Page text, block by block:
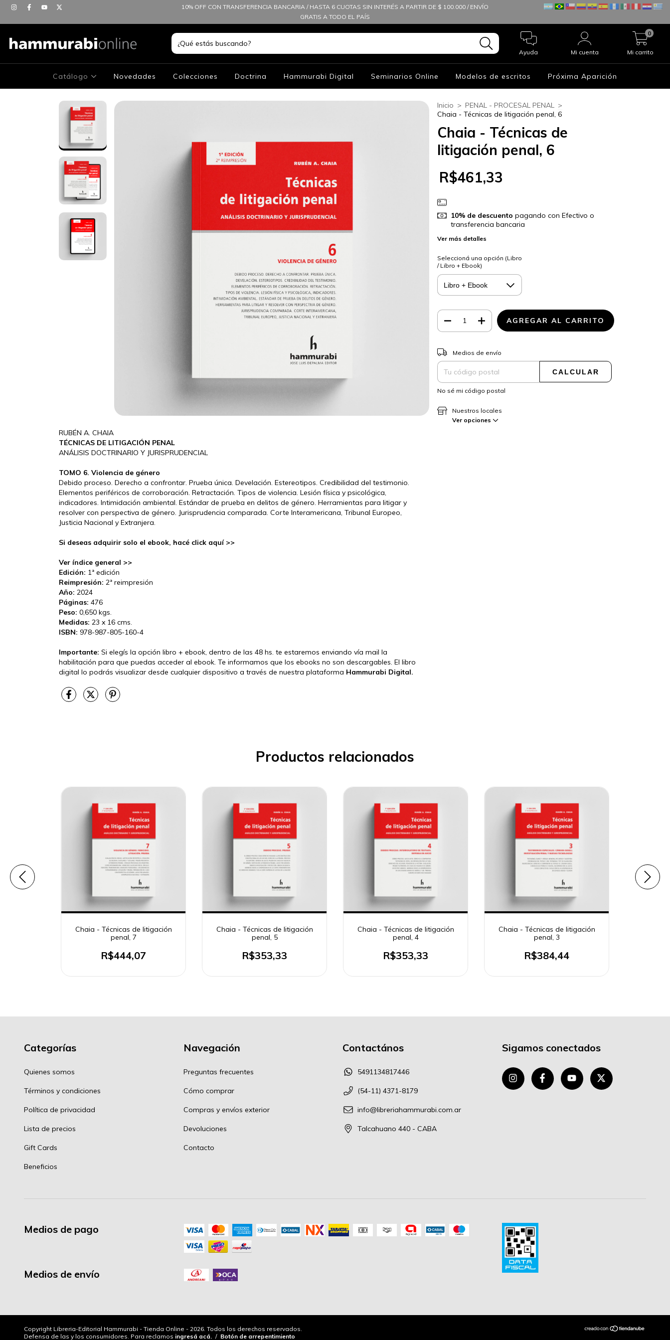
10% OFF CON TRANSFERENCIA BANCARIA / HASTA 6 CUOTAS SIN INTERÉS A PARTIR DE $ 100.000 / ENVÍO
GRATIS A TODO EL PAÍS
Ayuda Mi cuenta Mi carrito
0
Catálogo Novedades Colecciones Doctrina Hammurabi Digital Seminarios Online Modelos de escritos Próxima Aparición
RUBÉN A. CHAIA
TÉCNICAS DE LITIGACIÓN PENAL
ANÁLISIS DOCTRINARIO Y JURISPRUDENCIAL
TOMO 6. Violencia de género
Debido proceso. Derecho a confrontar. Prueba única. Develación. Estereotipos. Credibilidad del testimonio.
Elementos periféricos de corroboración. Retractación. Tipos de violencia. Lesión física y psicológica,
indicadores. Intimidación ambiental. Estándar de prueba en delitos de género. Herramientas para litigar y
resolver con perspectiva de género. Jurisprudencia comparada. Corte Interamericana, Tribunal Europeo,
Justicia Nacional y Extranjera.
Si deseas adquirir solo el ebook, hacé click aquí >>
Ver índice general >>
Edición: 1ª edición
Reimpresión: 2ª reimpresión
Año: 2024
Páginas: 476
Peso: 0,650 kgs.
Medidas: 23 x 16 cms.
ISBN: 978-987-805-160-4
Importante: Si elegís la opción libro + ebook, dentro de las 48 hs. te estaremos enviando vía mail la
habilitación para que puedas acceder al ebook. Te informamos que los ebooks no son descargables. El libro
digital lo podrás visualizar desde cualquier dispositivo a través de nuestra plataforma Hammurabi Digital.
Inicio > PENAL - PROCESAL PENAL
>
Chaia - Técnicas de litigación penal, 6
Chaia - Técnicas de
litigación penal, 6
R$461,33
10% de descuento pagando con Efectivo o
transferencia bancaria
Ver más detalles
Seleccioná una opción (Libro
/ Libro + Ebook)
Entregas para el CP:
Medios de envío
CALCULAR
No sé mi código postal
Nuestros locales
Ver opciones
Productos relacionados
Chaia - Técnicas de litigación
penal, 7
R$444,07
Chaia - Técnicas de litigación
penal, 5
R$353,33
Chaia - Técnicas de litigación
penal, 4
R$353,33
Chaia - Técnicas de litigación
penal, 3
R$384,44
Categorías
Quienes somos
Términos y condiciones
Política de privacidad
Lista de precios
Gift Cards
Beneficios
Navegación
Preguntas frecuentes
Cómo comprar
Compras y envíos exterior
Devoluciones
Contacto
Contactános
5491134817446
(54-11) 4371-8179
info@libreriahammurabi.com.ar
Talcahuano 440 - CABA
Sigamos conectados
Medios de pago
Medios de envío
Copyright Libreria-Editorial Hammurabi - Tienda Online - 2026. Todos los derechos reservados.
Defensa de las y los consumidores. Para reclamos ingresá acá. / Botón de arrepentimiento